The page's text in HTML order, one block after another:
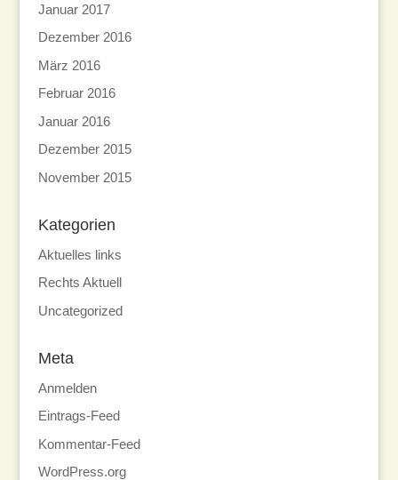
Januar 2017
Dezember 2016
März 2016
Februar 2016
Januar 2016
Dezember 2015
November 2015
Kategorien
Aktuelles links
Rechts Aktuell
Uncategorized
Meta
Anmelden
Eintrags-Feed
Kommentar-Feed
WordPress.org